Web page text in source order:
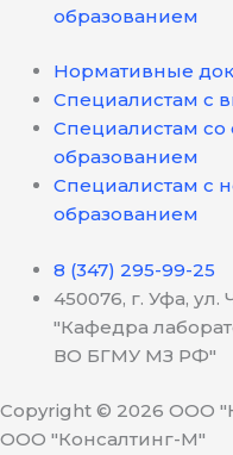
образованием
Нормативные
Специалистам с
Специалистам
образованием
Специалистам с
образованием
8 (347) 295-99-25
450076, г. Уфа,
"Кафедра
ВО БГМУ МЗ РФ"
Copyright © 2026 ООО
ООО "Консалтинг-М"